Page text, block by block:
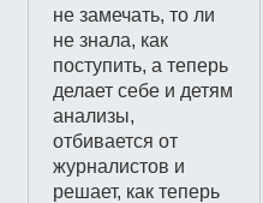
не замечать, то ли
не знала, как
поступить, а теперь
делает себе и детям
анализы,
отбивается от
журналистов и
решает, как теперь